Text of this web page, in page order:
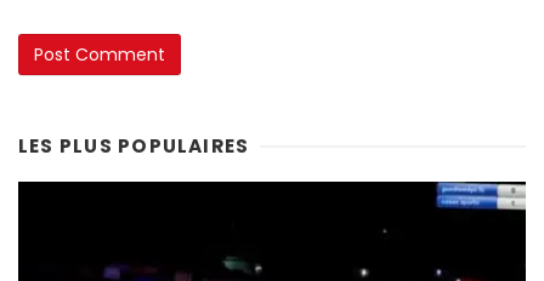
LES PLUS POPULAIRES